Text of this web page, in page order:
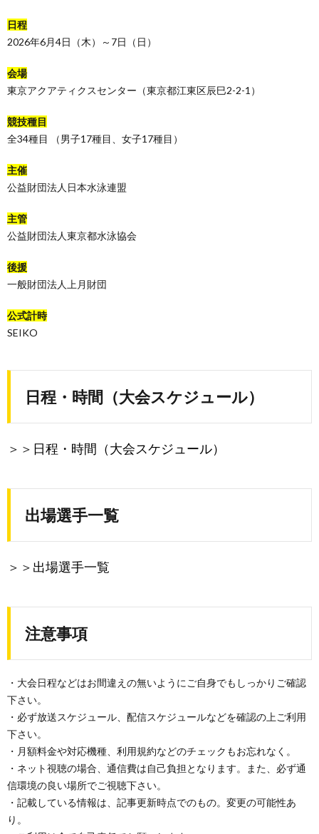
日程
2026年6月4日（木）～7日（日）
会場
東京アクアティクスセンター（東京都江東区辰巳2-2-1）
競技種目
全34種目 （男子17種目、女子17種目）
主催
公益財団法人日本水泳連盟
主管
公益財団法人東京都水泳協会
後援
一般財団法人上月財団
公式計時
SEIKO
日程・時間（大会スケジュール）
＞＞ 日程・時間（大会スケジュール）
出場選手一覧
＞＞ 出場選手一覧
注意事項
・大会日程などはお間違えの無いようにご自身でもしっかりご確認
下さい。
・必ず放送スケジュール、配信スケジュールなどを確認の上ご利用
下さい。
・月額料金や対応機種、利用規約などのチェックもお忘れなく。
・ネット視聴の場合、通信費は自己負担となります。また、必ず通
信環境の良い場所でご視聴下さい。
・記載している情報は、記事更新時点でのもの。変更の可能性あ
り。